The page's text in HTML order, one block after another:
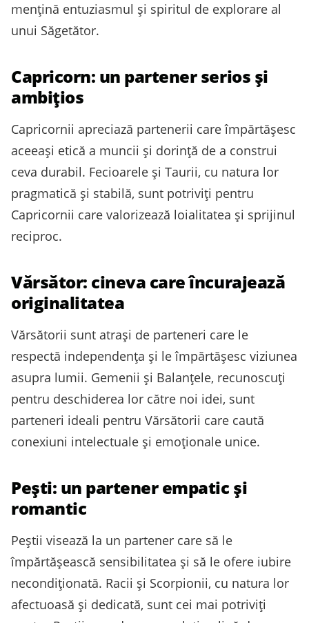
mențină entuziasmul și spiritul de explorare al
unui Săgetător.
Capricorn: un partener serios și
ambițios
Capricornii apreciază partenerii care împărtășesc
aceeași etică a muncii și dorință de a construi
ceva durabil. Fecioarele și Taurii, cu natura lor
pragmatică și stabilă, sunt potriviți pentru
Capricornii care valorizează loialitatea și sprijinul
reciproc.
Vărsător: cineva care încurajează
originalitatea
Vărsătorii sunt atrași de parteneri care le
respectă independența și le împărtășesc viziunea
asupra lumii. Gemenii și Balanțele, recunoscuți
pentru deschiderea lor către noi idei, sunt
parteneri ideali pentru Vărsătorii care caută
conexiuni intelectuale și emoționale unice.
Pești: un partener empatic și
romantic
Peștii visează la un partener care să le
împărtășească sensibilitatea și să le ofere iubire
necondiționată. Racii și Scorpionii, cu natura lor
afectuoasă și dedicată, sunt cei mai potriviți